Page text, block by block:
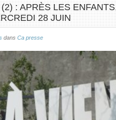
: APRÈS LES
28 JUIN
dans Ca presse